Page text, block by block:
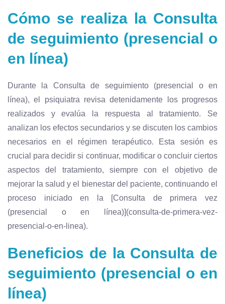
Cómo se realiza la Consulta
de seguimiento (presencial o
en línea)
Durante la Consulta de seguimiento (presencial o en
línea), el psiquiatra revisa detenidamente los progresos
realizados y evalúa la respuesta al tratamiento. Se
analizan los efectos secundarios y se discuten los cambios
necesarios en el régimen terapéutico. Esta sesión es
crucial para decidir si continuar, modificar o concluir ciertos
aspectos del tratamiento, siempre con el objetivo de
mejorar la salud y el bienestar del paciente, continuando el
proceso iniciado en la [Consulta de primera vez
(presencial o en línea)](consulta-de-primera-vez-
presencial-o-en-linea).
Beneficios de la Consulta de
seguimiento (presencial o en
línea)